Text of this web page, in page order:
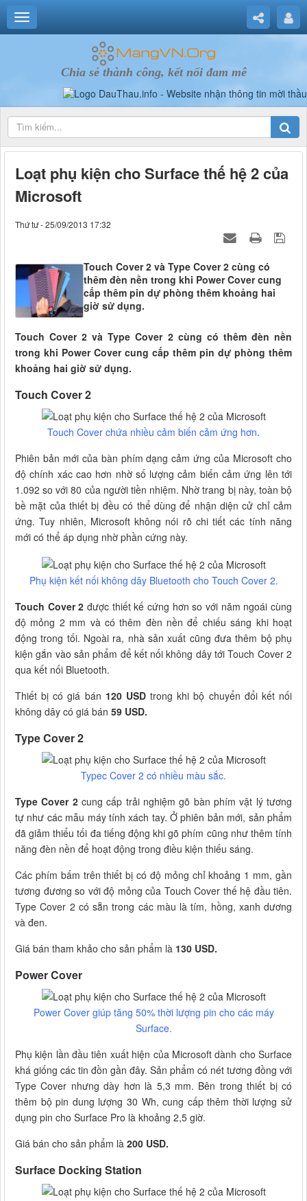
Chia sẻ thành công, kết nối đam mê
Loạt phụ kiện cho Surface thế hệ 2 của
Microsoft
Thứ tư - 25/09/2013 17:32
Touch Cover 2 và Type Cover 2 cùng có
thêm đèn nền trong khi Power Cover cung
cấp thêm pin dự phòng thêm khoảng hai
giờ sử dụng.
Touch Cover 2 và Type Cover 2 cùng có thêm đèn nền
trong khi Power Cover cung cấp thêm pin dự phòng thêm
khoảng hai giờ sử dụng.
Touch Cover 2
Touch Cover chứa nhiều cảm biến cảm ứng hơn.
Phiên bản mới của bàn phím dạng cảm ứng của Microsoft cho
độ chính xác cao hơn nhờ số lượng cảm biến cảm ứng lên tới
1.092 so với 80 của người tiền nhiệm. Nhờ trang bị này, toàn bộ
bề mặt của thiết bị đều có thể dùng để nhận diện cử chỉ cảm
ứng. Tuy nhiên, Microsoft không nói rõ chi tiết các tính năng
mới có thể áp dụng nhờ phần cứng này.
Phụ kiện kết nối không dây Bluetooth cho Touch Cover 2.
Touch Cover 2 được thiết kế cứng hơn so với năm ngoái cùng
độ mỏng 2 mm và có thêm đèn nền để chiếu sáng khi hoạt
động trong tối. Ngoài ra, nhà sản xuất cũng đưa thêm bộ phụ
kiện gắn vào sản phẩm để kết nối không dây tới Touch Cover 2
qua kết nối Bluetooth.
Thiết bị có giá bán 120 USDtrong khi bộ chuyển đổi kết nối
không dây có giá bán 59 USD.
Type Cover 2
Typec Cover 2 có nhiều màu sắc.
Type Cover 2cung cấp trải nghiệm gõ bàn phím vật lý tương
tự như các mẫu máy tính xách tay. Ở phiên bản mới, sản phẩm
đã giảm thiểu tối đa tiếng động khi gõ phím cũng như thêm tính
năng đèn nền để hoạt động trong điều kiện thiếu sáng.
Các phím bấm trên thiết bị có độ mỏng chỉ khoảng 1 mm, gần
tương đương so với độ mỏng của Touch Cover thế hệ đầu tiên.
Type Cover 2 có sẵn trong các màu là tím, hồng, xanh dương
và đen.
Giá bán tham khảo cho sản phẩm là 130 USD.
Power Cover
Power Cover giúp tăng 50% thời lượng pin cho các máy
Surface.
Phụ kiện lần đầu tiên xuất hiện của Microsoft dành cho Surface
khá giống các tin đồn gần đây. Sản phẩm có nét tương đồng với
Type Cover nhưng dày hơn là 5,3 mm. Bên trong thiết bị có
thêm bộ pin dung lượng 30 Wh, cung cấp thêm thời lượng sử
dụng pin cho Surface Pro là khoảng 2,5 giờ.
Giá bán cho sản phẩm là 200 USD.
Surface Docking Station